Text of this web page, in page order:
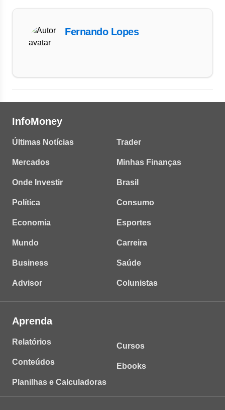
Fernando Lopes
InfoMoney
Últimas Notícias
Mercados
Onde Investir
Política
Economia
Mundo
Business
Advisor
Trader
Minhas Finanças
Brasil
Consumo
Esportes
Carreira
Saúde
Colunistas
Aprenda
Relatórios
Conteúdos
Planilhas e Calculadoras
Cursos
Ebooks